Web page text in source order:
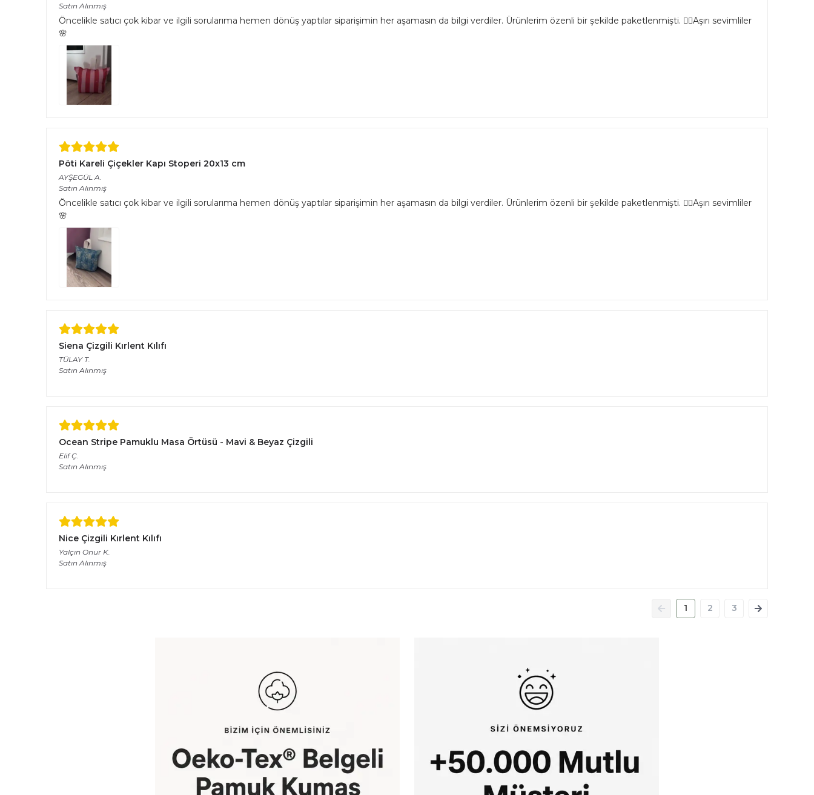
Satın Alınmış
Öncelikle satıcı çok kibar ve ilgili sorularıma hemen dönüş yaptılar siparişimin her aşamasın da bilgi verdiler. Ürünlerim özenli bir şekilde paketlenmişti. 👌🏻Aşırı sevimliler
🌸
Pöti Kareli Çiçekler Kapı Stoperi 20x13 cm
AYŞEGÜL A.
Satın Alınmış
Öncelikle satıcı çok kibar ve ilgili sorularıma hemen dönüş yaptılar siparişimin her aşamasın da bilgi verdiler. Ürünlerim özenli bir şekilde paketlenmişti. 👌🏻Aşırı sevimliler
🌸
Siena Çizgili Kırlent Kılıfı
TÜLAY T.
Satın Alınmış
Ocean Stripe Pamuklu Masa Örtüsü - Mavi & Beyaz Çizgili
Elif Ç.
Satın Alınmış
Nice Çizgili Kırlent Kılıfı
Yalçın Onur K.
Satın Alınmış
1 2 3